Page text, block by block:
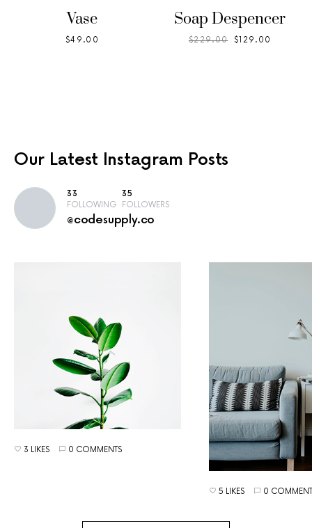
Vase
$49.00
Soap Despencer
$229.00 $129.00
Our Latest Instagram Posts
33
FOLLOWING
35
FOLLOWERS
@codesupply.co
3 LIKES 0 COMMENTS
5 LIKES 0